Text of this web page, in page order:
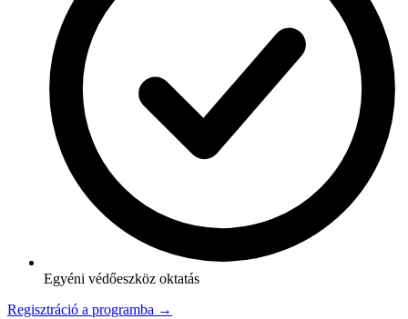
Egyéni védőeszköz oktatás
Regisztráció a programba →